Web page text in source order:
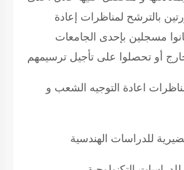
بالترشح لمناظرات إعادة
مسجلين بإحدى الجامعات
أو تحصلوا على تأجيل ترسيمهم
اعادة التوجيه الشعب و
للدراسات الهندسية